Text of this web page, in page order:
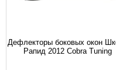
Дефлекторы боковых окон
Рапид 2012 Cobra Tuning